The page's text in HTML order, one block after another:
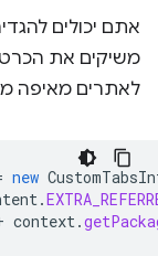
אתם יכולים
משיקים את
לאתרים מאיפה
new
.
context.